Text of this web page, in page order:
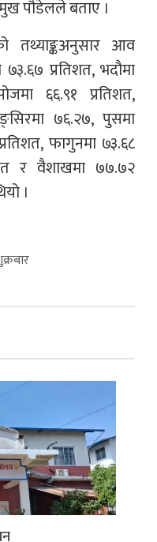
पौडेलले बताए ।
तथ्याङ्कअनुसार आव
प्रतिशत, भदौमा
६६.९१ प्रतिशत,
७६.२७, पुसमा
फागुनमा ७३.६८
र वैशाखमा ७७.७२
।